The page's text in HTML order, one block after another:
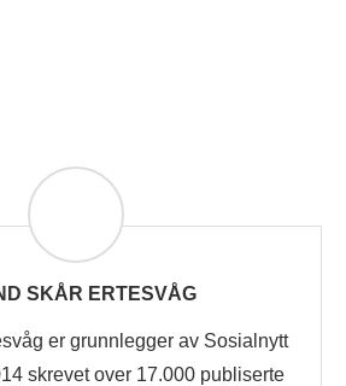
SKÅR ERTESVÅG
er grunnlegger av Sosialnytt
skrevet over 17.000 publiserte